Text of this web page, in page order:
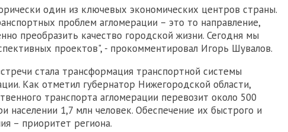
один из ключевых экономических центров страны.
проблем агломерации – это то направление,
преобразить качество городской жизни. Сегодня мы
проектов", - прокомментировал Игорь Шувалов.
стала трансформация транспортной системы
Как отметил губернатор Нижегородской области,
транспорта агломерации перевозит около 500
населении 1,7 млн человек. Обеспечение их быстрого и
– приоритет региона.